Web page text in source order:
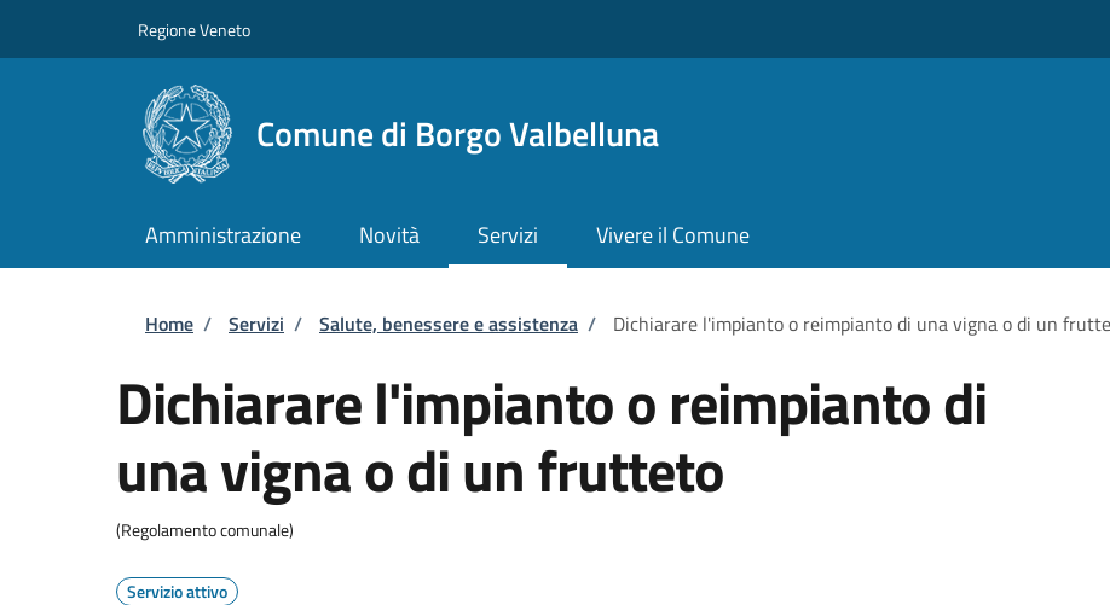
Regione Veneto
Comune di Borgo Valbelluna
Amministrazione Novità Servizi Vivere il Comune
Briciole di pane
Home / Servizi / Salute, benessere e assistenza / Dichiarare l'impianto o reimpianto di una vigna o di un
Dichiarare l'impianto o reimpianto di
una vigna o di un frutteto
(Regolamento comunale)
Servizio attivo